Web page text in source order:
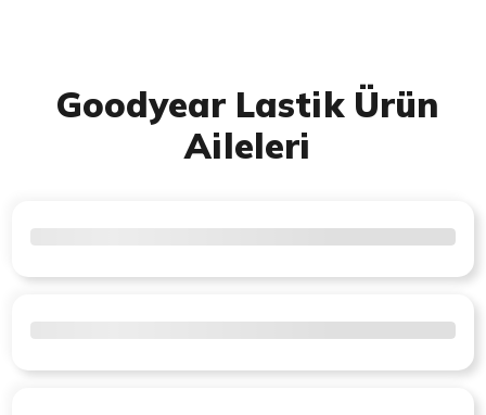
Goodyear Lastik Ürün
Aileleri